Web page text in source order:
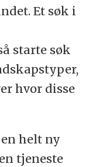
Et søk i
starte søk
hvor disse
helt ny
tjeneste